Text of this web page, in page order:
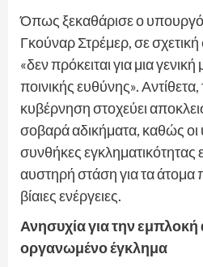
Όπως ξεκαθάρισε ο
Γκούναρ Στρέμερ, σε
«δεν πρόκειται για μια
ποινικής ευθύνης».
κυβέρνηση στοχεύει
σοβαρά αδικήματα, καθώς
συνθήκες εγκληματικότητας
αυστηρή στάση για τα άτομα
βίαιες ενέργειες.
Ανησυχία για την
οργανωμένο έγκλημα